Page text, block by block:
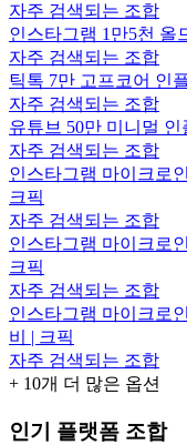
자주 검색되는 조합
인스타그램 1만5천 올
자주 검색되는 조합
틱톡 7만 고프코어 인
자주 검색되는 조합
유튜브 50만 미니멀 인
자주 검색되는 조합
인스타그램 마이크로
크픽
자주 검색되는 조합
인스타그램 마이크로
크픽
자주 검색되는 조합
인스타그램 마이크로
비 | 크픽
자주 검색되는 조합
+ 10개 더 많은 옵션
인기 플랫폼 조합